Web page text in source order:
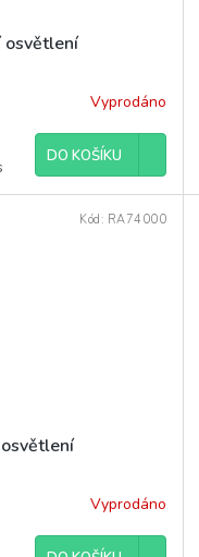
osvětlení
Vyprodáno
DO KOŠÍKU
Vyprodáno
Kód: RA74000